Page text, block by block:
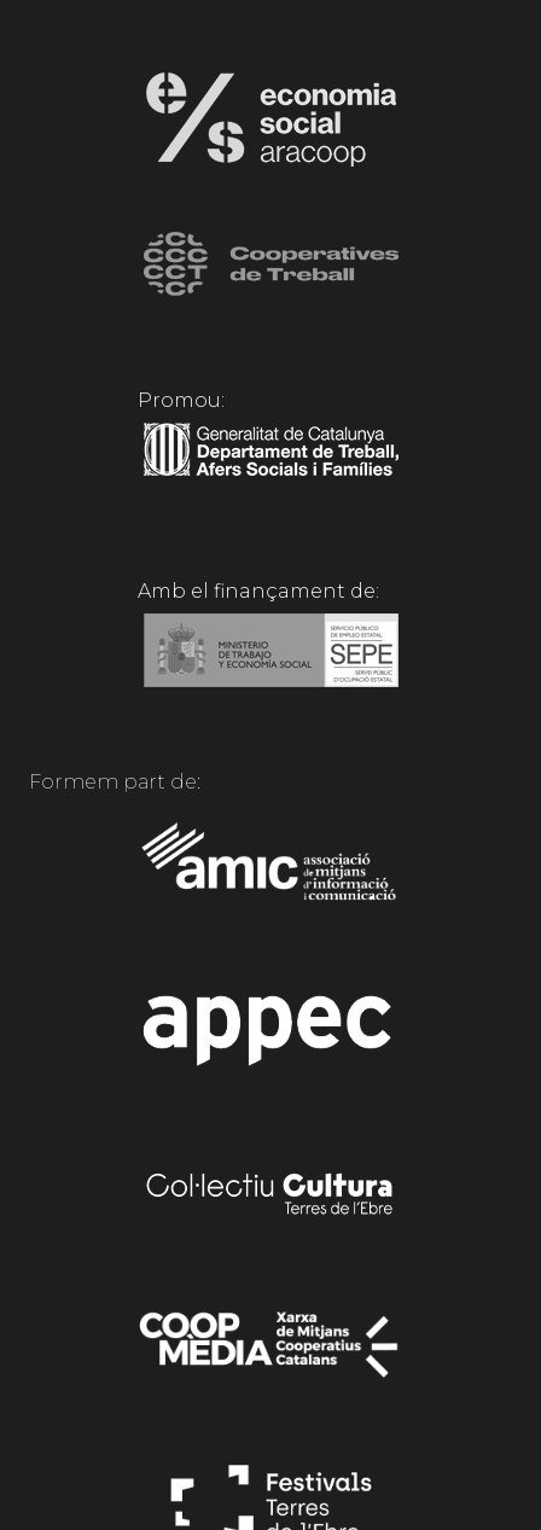
Promou:
Amb el finançament de:
Formem part de: